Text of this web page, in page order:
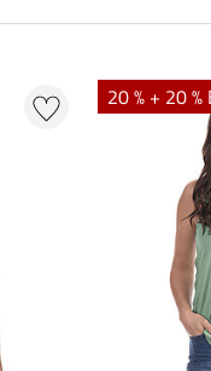
20 % + 20 %